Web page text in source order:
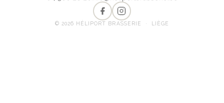
© 2026 HÉLIPORT BRASSERIE · LIÈGE